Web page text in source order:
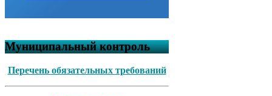
Муниципальный контроль
Перечень обязательных требований